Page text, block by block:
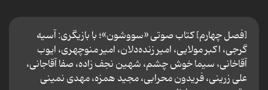
[فصل چهارم] کتاب صوتی «سووشون»؛ با بازیگری: آسیه
گرجی، اكبر مولایی، امیر زنده‌دلان، امیر منوچهری، ایوب
آقاخانی، سیما خوش چشم، شهین نجف زاده، صفا آقاجانی،
علی زرینی، فریدون محرابی، مجید همزه، مهدی نمینی